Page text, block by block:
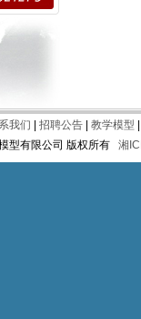
我们 招聘公告| 教学模型
型有限公司 版权所有 湘